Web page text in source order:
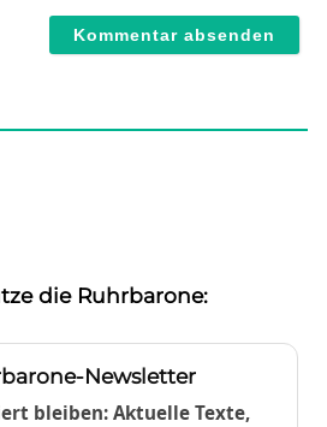
die Ruhrbarone:
Newsletter
bleiben: Aktuelle Texte,